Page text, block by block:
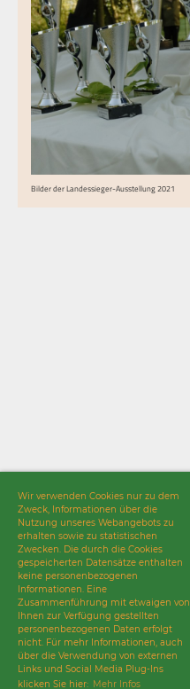
Wir verwenden Cookies nur zu dem
Zweck, Informationen über die
Nutzung unseres Webangebots zu
erhalten sowie zu statistischen
Zwecken. Die durch die Cookies
gespeicherten Datensätze enthalten
keine personenbezogenen
Informationen. Eine
Zusammenführung mit etwaigen von
Ihnen zur Verfügung gestellten
personenbezogenen Daten erfolgt
nicht. Für mehr Informationen, auch
über die Verwendung von externen
Links und Social Media Plug-Ins
klicken Sie hier: Mehr Infos
Bilder der Landessieger-Ausstellung 2021